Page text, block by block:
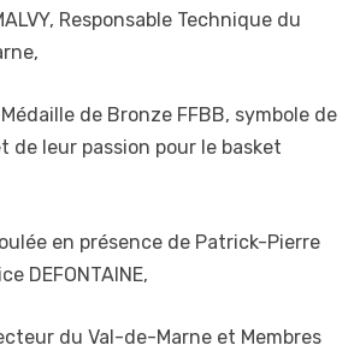
Responsable Technique du
de Bronze FFBB, symbole de
de leur passion pour le basket
en présence de Patrick-Pierre
DEFONTAINE,
du Val-de-Marne et Membres